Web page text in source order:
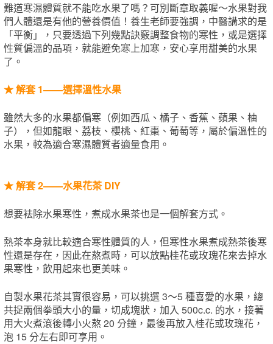
難道寒濕體質就不能吃水果了嗎？可別斷章取義喔～水果對我
們人體還是有他的營養價值！養生老師要強調，中醫講求的是
「平衡」，只要透過下列幾點訣竅調整食物的寒性，或是選擇
性質偏溫的品項，就能避免寒上加寒，安心享用甜美的水果
了。
★ 解套 1——選擇溫性水果
雖然大多的水果都偏寒（例如西瓜、橘子、香蕉、蘋果、柚
子），但如龍眼、荔枝、櫻桃、紅棗、葡萄等，屬於偏溫性的
水果，較為適合寒濕體質者適量食用。
★ 解套 2——水果花茶 DIY
想要袪除水果寒性，煮成水果茶也是一個解套方式。
熱茶本身就比較適合寒性體質的人，但寒性水果煮成熱茶後寒
性還是存在，因此在熬煮時，可以放點桂花或玫瑰花來去掉水
果寒性，飲用起來也更美味。
自製水果花茶其實很容易，可以挑選 3～5 種喜愛的水果，總
共捉兩個拳頭大小的量，切成塊狀，加入 500c.c. 的水，接著
用大火煮滾後轉小火熬 20 分鐘，最後再放入桂花或玫瑰花，
泡 15 分左右即可享用。